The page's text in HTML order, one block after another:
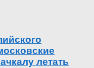
летать